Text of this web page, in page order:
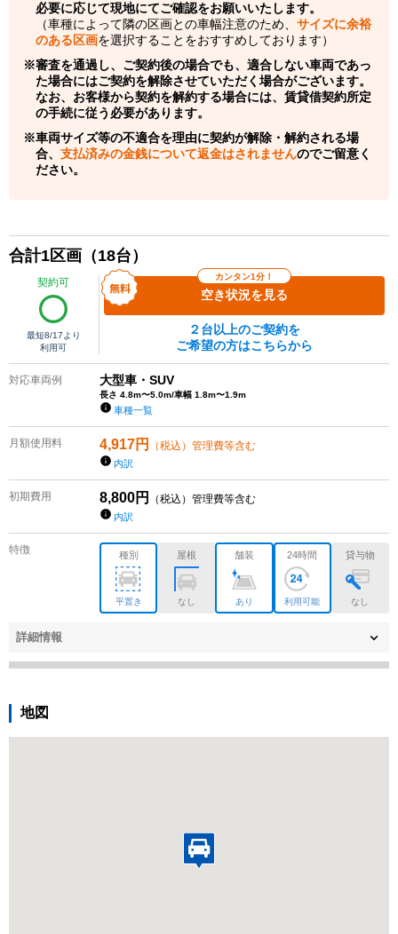
必要に応じて現地にてご確認をお願いいたします。
（車種によって隣の区画との車幅注意のため、 サイズに余裕
のある区画を選択することをおすすめしております）
審査を通過し、ご契約後の場合でも、適合しない車両であっ
た場合にはご契約を解除させていただく場合がございます。
なお、お客様から契約を解約する場合には、賃貸借契約所定
の手続に従う必要があります。
車両サイズ等の不適合を理由に契約が解除・解約される場
合、 支払済みの金銭について返金はされませんのでご留意く
ださい。
合計1区画（18台）
契約可
最短8/17 より
利用可
カンタン1分！
空き状況を見る
２台以上のご契約を
ご希望の方はこちらから
対応車両例 大型車・SUV
長さ 4.8m〜5.0m/車幅 1.8m〜1.9m
車種一覧
月額使用料 4,917円 （税込）管理費等含む
内訳
初期費用 8,800円 （税込）管理費等含む
内訳
特徴 種別
平置き
屋根
なし
舗装
あり
24時間
利用可能
貸与物
なし
詳細情報
地図